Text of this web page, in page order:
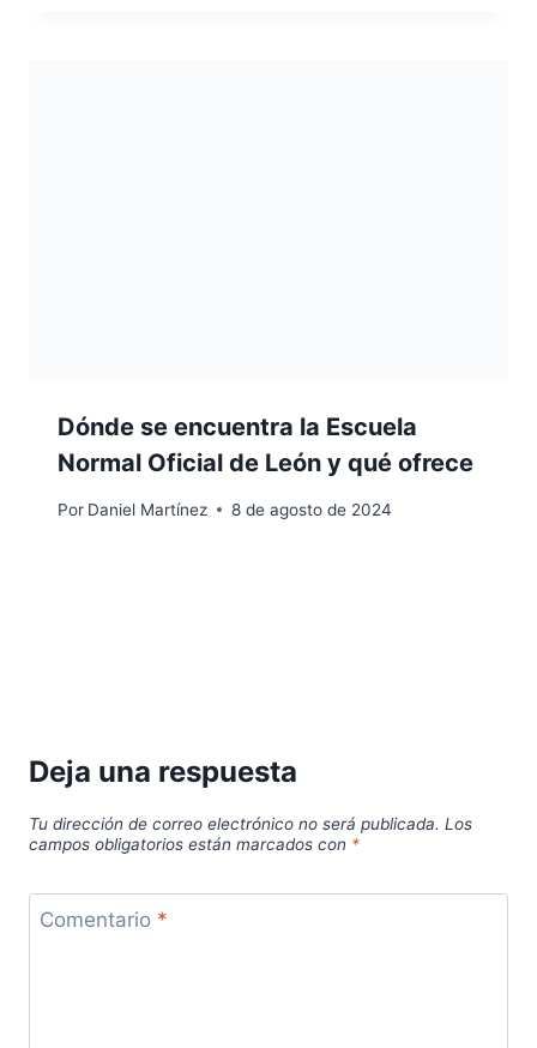
Dónde se encuentra la Escuela
Normal Oficial de León y qué ofrece
Por Daniel Martínez 8 de agosto de 2024
Deja una respuesta
Tu dirección de correo electrónico no será publicada. Los
campos obligatorios están marcados con *
Comentario *